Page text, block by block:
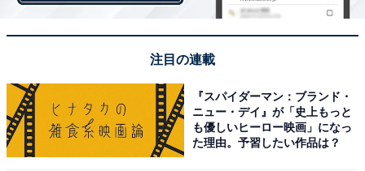
注目の連載
『スパイダーマン：ブランド・
ニュー・デイ』が「史上もっと
も優しいヒーロー映画」になっ
た理由。予習したい作品は？